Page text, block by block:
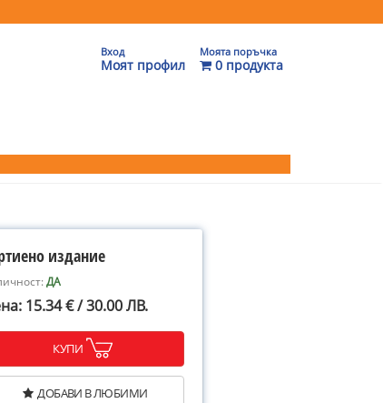
Вход
Моят профил
Моята поръчка
0 продукта
издание
ДА
15.34 € / 30.00 ЛВ.
КУПИ
ДОБАВИ В ЛЮБИМИ